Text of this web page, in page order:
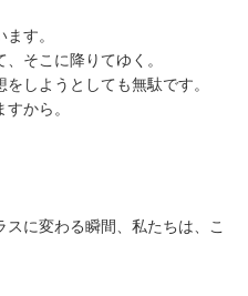
す。
そこに降りてゆく。
しようとしても無駄です。
から。
に変わる瞬間、私たちは、こ